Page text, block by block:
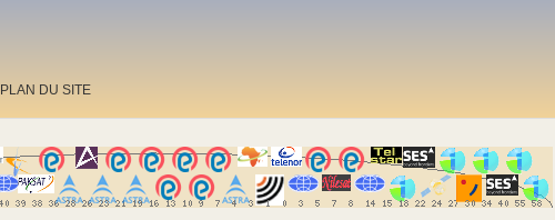
PLAN DU SITE